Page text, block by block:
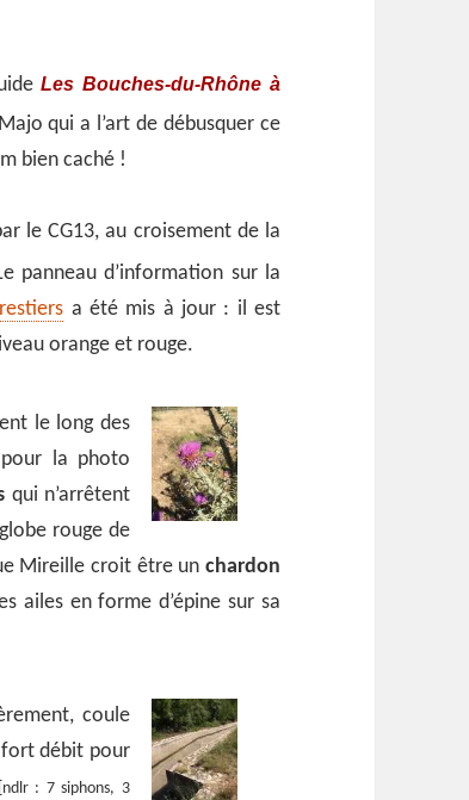
Les Bouches-du-Rhône à
qui a l’art de débusquer ce
bien caché !
le CG13, au croisement de la
panneau d’information sur la
a été mis à jour : il est
orange et rouge.
le long des
pour la photo
qui n’arrêtent
rouge de
Mireille croit être un chardon
ailes en forme d’épine sur sa
coule
fort débit pour
[ndlr : 7 siphons, 3